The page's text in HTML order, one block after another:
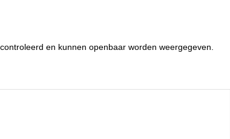
en kunnen openbaar worden weergegeven.